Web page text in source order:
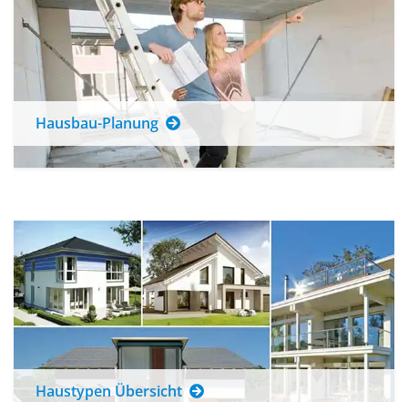
Hausbau-Planung
Haustypen Übersicht